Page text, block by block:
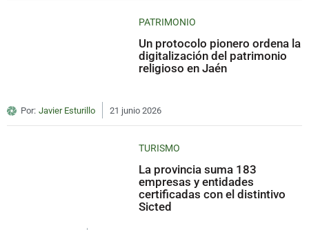
PATRIMONIO
Un protocolo pionero ordena la
digitalización del patrimonio
religioso en Jaén
Por: Javier Esturillo 21 junio 2026
TURISMO
La provincia suma 183
empresas y entidades
certificadas con el distintivo
Sicted